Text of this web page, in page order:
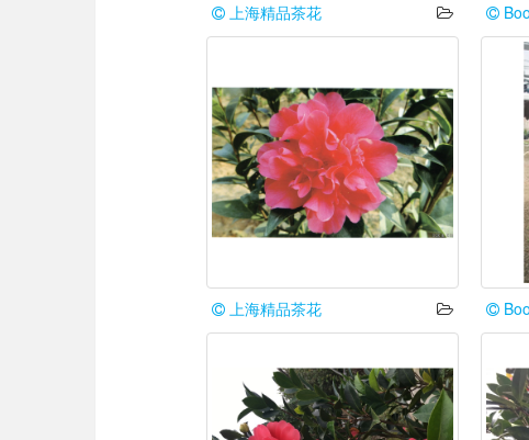
上海精品茶花
上海精品茶花